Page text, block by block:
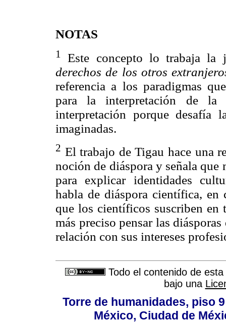
NOTAS
1
Este concepto lo trabaja
derechos de los otros
referencia a los paradigmas
para la interpretación de la
interpretación porque desafía
imaginadas.
2 El trabajo de Tigau hace una
noción de diáspora y señala que
para explicar identidades
habla de diáspora científica, en
que los científicos suscriben
más preciso pensar las
relación con sus intereses
Todo el contenido de
bajo una
Torre de humanidades, piso
México, Ciudad de